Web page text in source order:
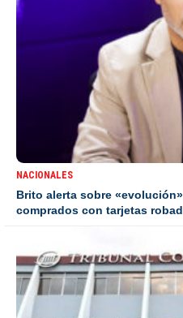
NACIONALES
Brito alerta sobre
comprados con tarjetas